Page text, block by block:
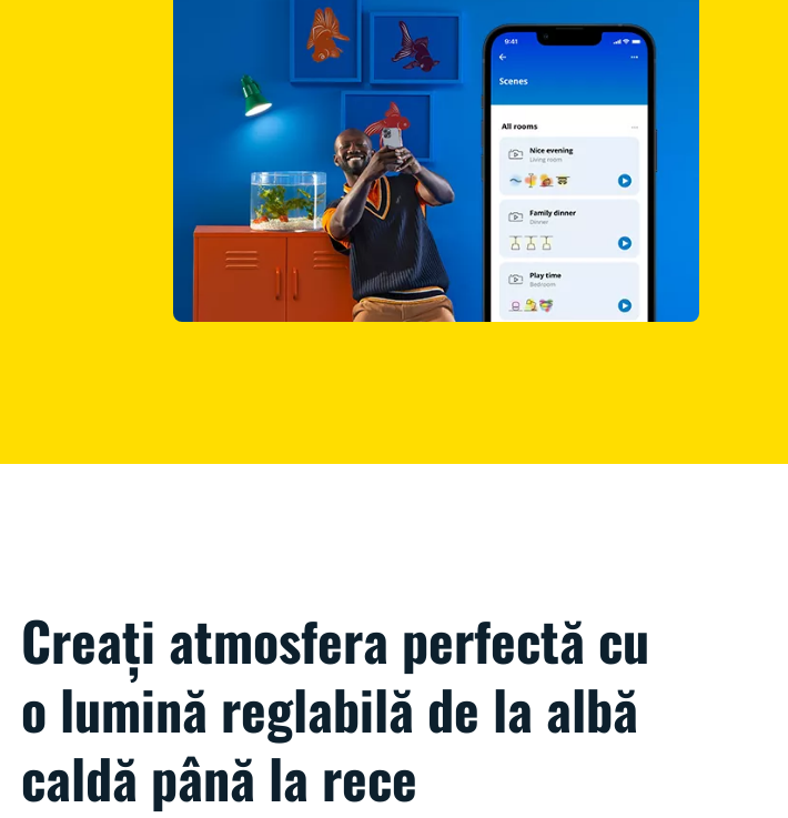
Creați atmosfera perfectă cu
o lumină reglabilă de la albă
caldă până la rece